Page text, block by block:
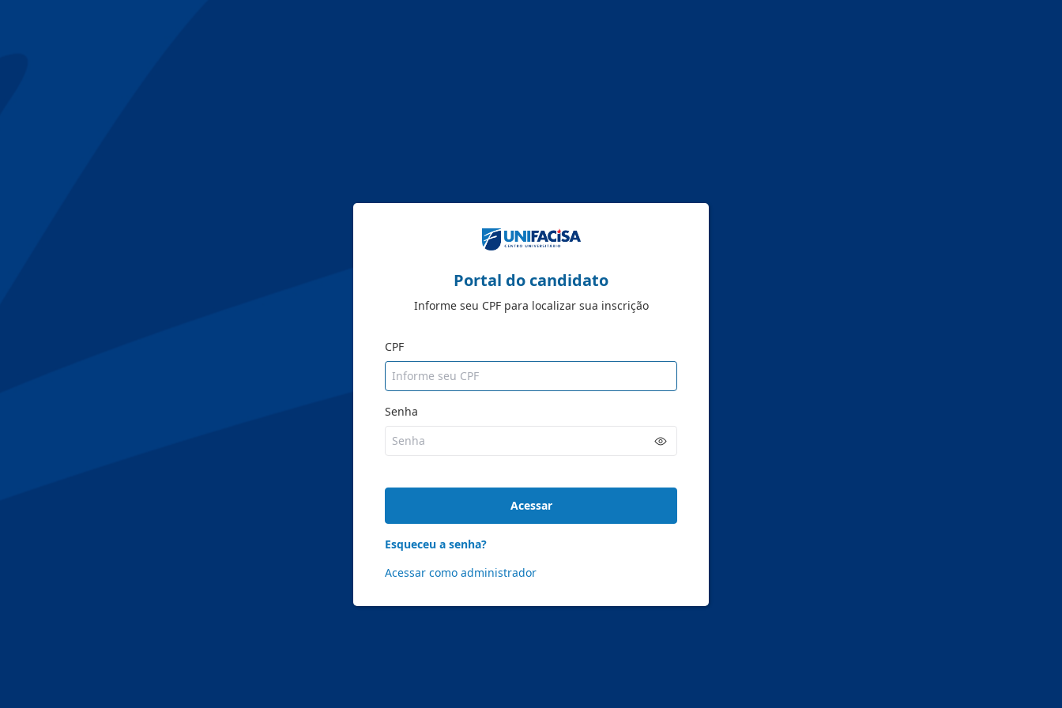
Portal do candidato
Informe seu CPF para localizar sua inscrição
CPF
Senha
Acessar
Esqueceu a senha?
Acessar como administrador